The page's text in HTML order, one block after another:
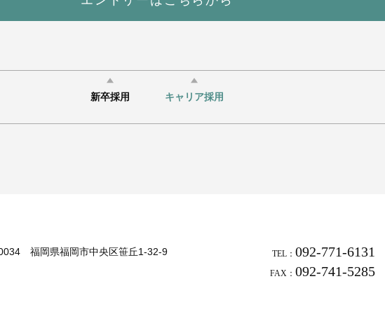
新卒採用 キャリア採用
福岡県福岡市中央区笹丘1-32-9 TEL： 092-771-6131
FAX： 092-741-5285